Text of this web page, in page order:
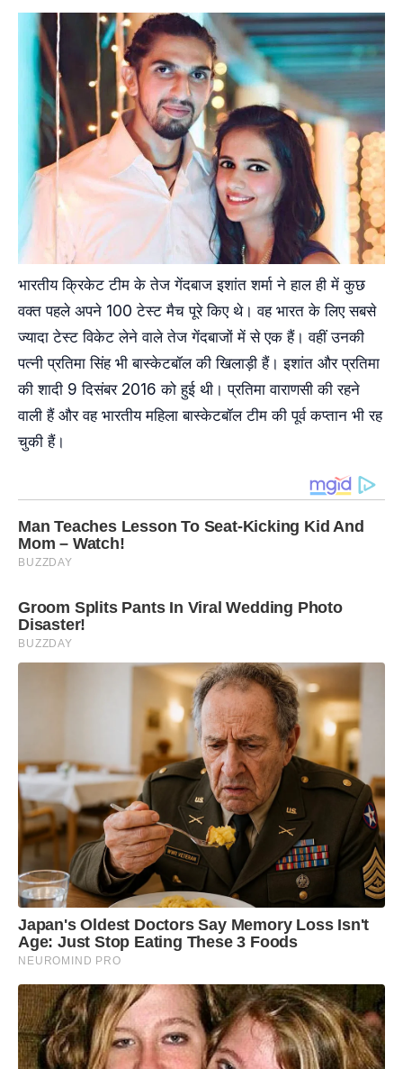
भारतीय क्रिकेट टीम के तेज गेंदबाज इशांत शर्मा ने हाल ही में कुछ
वक्त पहले अपने 100 टेस्ट मैच पूरे किए थे। वह भारत के लिए सबसे
ज्यादा टेस्ट विकेट लेने वाले तेज गेंदबाजों में से एक हैं। वहीं उनकी
पत्नी प्रतिमा सिंह भी बास्केटबॉल की खिलाड़ी हैं। इशांत और प्रतिमा
की शादी 9 दिसंबर 2016 को हुई थी। प्रतिमा वाराणसी की रहने
वाली हैं और वह भारतीय महिला बास्केटबॉल टीम की पूर्व कप्तान भी रह
चुकी हैं।